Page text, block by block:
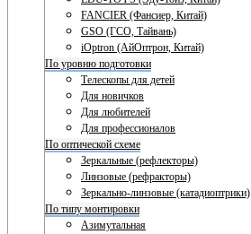
FANCIER (Фансиер, Китай)
GSO (ГСО, Тайвань)
iOptron (АйОптрон, Китай)
По уровню подготовки
Телескопы для детей
Для новичков
Для любителей
Для профессионалов
По оптической схеме
Зеркальные (рефлекторы)
Линзовые (рефракторы)
Зеркально-линзовые (катадиоптрики)
По типу монтировки
Азимутальная